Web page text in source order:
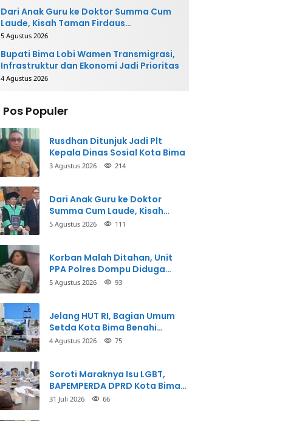
Dari Anak Guru ke Doktor Summa Cum
Laude, Kisah Taman Firdaus
Menginspirasi
5 Agustus 2026
Bupati Bima Lobi Wamen Transmigrasi,
Infrastruktur dan Ekonomi Jadi Prioritas
4 Agustus 2026
Pos Populer
Rusdhan Ditunjuk Jadi Plt
Kepala Dinas Sosial Kota Bima
3 Agustus 2026 214
Dari Anak Guru ke Doktor
Summa Cum Laude, Kisah
Taman Firdaus Menginspirasi
5 Agustus 2026 111
Korban Malah Ditahan, Unit
PPA Polres Dompu Diduga
Balikkan Fakta Kasus
5 Agustus 2026 93
Jelang HUT RI, Bagian Umum
Setda Kota Bima Benahi
Kantor Pemkot
4 Agustus 2026 75
Soroti Maraknya Isu LGBT,
BAPEMPERDA DPRD Kota Bima
Mulai Bahas Rancangan Perda
31 Juli 2026 66